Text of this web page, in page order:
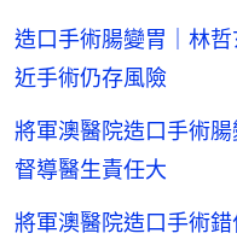
造口手術腸變胃｜林
近手術仍存風險
將軍澳醫院造口手術
督導醫生責任大
將軍澳醫院造口手術